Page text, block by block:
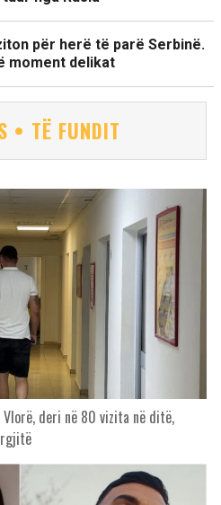
për herë të parë Serbinë.
moment delikat
• TË FUNDIT
deri në 80 vizita në ditë,